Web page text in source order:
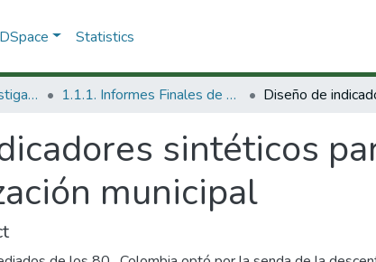
Statistics
1.1 Productos de investigación 1.1.1. Informes Finales de Proyectos de Investigación
sintéticos
municipal